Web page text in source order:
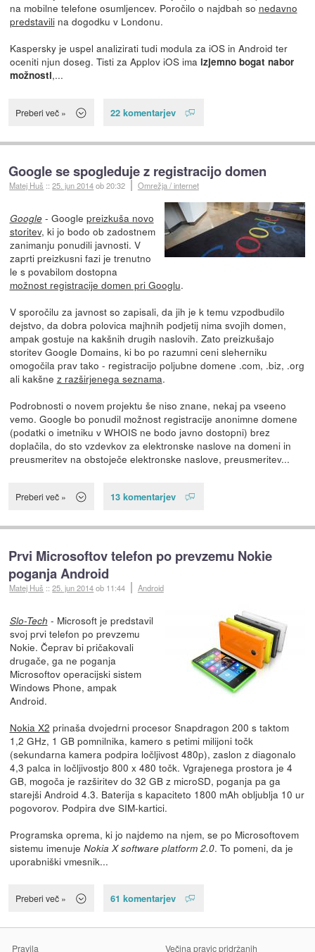
na mobilne telefone osumljencev. Poročilo o najdbah so nedavno
predstavilina dogodku v Londonu.
Kaspersky je uspel analizirati tudi modula za iOS in Android ter
oceniti njun doseg. Tisti za Applov iOS ima izjemno bogat nabor
možnosti,...
Preberi več » 22 komentarjev
Google se spogleduje z registracijo domen
Matej Huš ::25. jun 2014ob 20:32 Omrežja / internet
Google- Google preizkuša novo
storitev, ki jo bodo ob zadostnem
zanimanju ponudili javnosti. V
zaprti preizkusni fazi je trenutno
le s povabilom dostopna
možnost registracije domen pri Googlu.
V sporočilu za javnost so zapisali, da jih je k temu vzpodbudilo
dejstvo, da dobra polovica majhnih podjetij nima svojih domen,
ampak gostuje na kakšnih drugih naslovih. Zato preizkušajo
storitev Google Domains, ki bo po razumni ceni sleherniku
omogočila prav tako - registracijo poljubne domene .com, .biz, .org
ali kakšne z razširjenega seznama.
Podrobnosti o novem projektu še niso znane, nekaj pa vseeno
vemo. Google bo ponudil možnost registracije anonimne domene
(podatki o imetniku v WHOIS ne bodo javno dostopni) brez
doplačila, do sto vzdevkov za elektronske naslove na domeni in
preusmeritev na obstoječe elektronske naslove, preusmeritev...
Preberi več » 13 komentarjev
Prvi Microsoftov telefon po prevzemu Nokie
poganja Android
Matej Huš ::25. jun 2014ob 11:44 Android
Slo-Tech - Microsoft je predstavil
svoj prvi telefon po prevzemu
Nokie. Čeprav bi pričakovali
drugače, ga ne poganja
Microsoftov operacijski sistem
Windows Phone, ampak
Android.
Nokia X2 prinaša dvojedrni procesor Snapdragon 200 s taktom
1,2 GHz, 1 GB pomnilnika, kamero s petimi milijoni točk
(sekundarna kamera podpira ločljivost 480p), zaslon z diagonalo
4,3 palca in ločljivostjo 800 x 480 točk. Vgrajenega prostora je 4
GB, mogoča je razširitev do 32 GB z microSD, poganja pa ga
starejši Android 4.3. Baterija s kapaciteto 1800 mAh obljublja 10 ur
pogovorov. Podpira dve SIM-kartici.
Programska oprema, ki jo najdemo na njem, se po Microsoftovem
sistemu imenuje Nokia X software platform 2.0. To pomeni, da je
uporabniški vmesnik...
Preberi več » 61 komentarjev
Pravila Večina pravic pridržanih